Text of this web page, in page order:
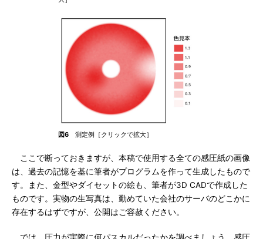
図6 測定例［クリックで拡大］
ここで断っておきますが、本稿で使用する全ての感圧紙の画像
は、過去の記憶を基に筆者がプログラムを作って生成したもので
す。また、金型やダイセットの絵も、筆者が3D CADで作成した
ものです。実物の生写真は、勤めていた会社のサーバのどこかに
存在するはずですが、公開はご容赦ください。